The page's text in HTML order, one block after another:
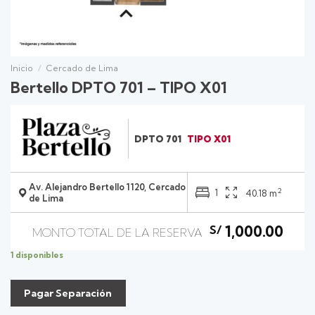
Inicio / Cercado de Lima
Bertello DPTO 701 – TIPO X01
DPTO 701 TIPO X01
Av. Alejandro Bertello 1120, Cercado
de Lima
1 40.18 m2
S/1,000.00
1 disponibles
Pagar Separación